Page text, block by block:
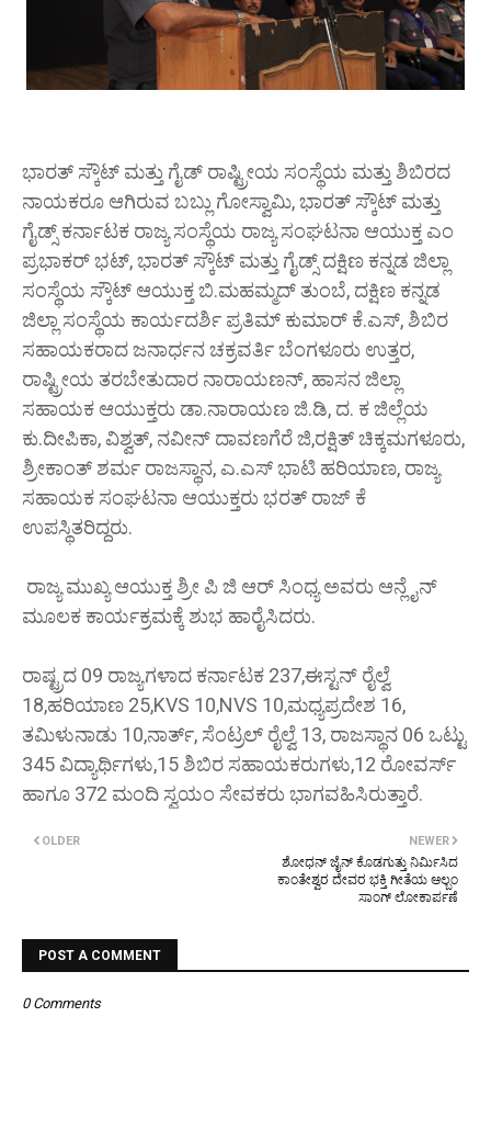
ಭಾರತ್ ಸ್ಕೌಟ್ ಮತ್ತು ಗೈಡ್ ರಾಷ್ಟ್ರೀಯ ಸಂಸ್ಥೆಯ ಮತ್ತು ಶಿಬಿರದ
ನಾಯಕರೂ ಆಗಿರುವ ಬಬ್ಲು ಗೋಸ್ವಾಮಿ, ಭಾರತ್ ಸ್ಕೌಟ್ ಮತ್ತು
ಗೈಡ್ಸ್ ಕರ್ನಾಟಕ ರಾಜ್ಯ ಸಂಸ್ಥೆಯ ರಾಜ್ಯ ಸಂಘಟನಾ ಆಯುಕ್ತ ಎಂ
ಪ್ರಭಾಕರ್ ಭಟ್, ಭಾರತ್ ಸ್ಕೌಟ್ ಮತ್ತು ಗೈಡ್ಸ್ ದಕ್ಷಿಣ ಕನ್ನಡ ಜಿಲ್ಲಾ
ಸಂಸ್ಥೆಯ ಸ್ಕೌಟ್ ಆಯುಕ್ತ ಬಿ.ಮಹಮ್ಮದ್ ತುಂಬೆ, ದಕ್ಷಿಣ ಕನ್ನಡ
ಜಿಲ್ಲಾ ಸಂಸ್ಥೆಯ ಕಾರ್ಯದರ್ಶಿ ಪ್ರತಿಮ್ ಕುಮಾರ್ ಕೆ.ಎಸ್, ಶಿಬಿರ
ಸಹಾಯಕರಾದ ಜನಾರ್ಧನ ಚಕ್ರವರ್ತಿ ಬೆಂಗಳೂರು ಉತ್ತರ,
ರಾಷ್ಟ್ರೀಯ ತರಬೇತುದಾರ ನಾರಾಯಣನ್, ಹಾಸನ ಜಿಲ್ಲಾ
ಸಹಾಯಕ ಆಯುಕ್ತರು ಡಾ.ನಾರಾಯಣ ಜಿ.ಡಿ, ದ. ಕ ಜಿಲ್ಲೆಯ
ಕು.ದೀಪಿಕಾ, ವಿಶ್ವತ್, ನವೀನ್ ದಾವಣಗೆರೆ ಜಿ,ರಕ್ಷಿತ್ ಚಿಕ್ಕಮಗಳೂರು,
ಶ್ರೀಕಾಂತ್ ಶರ್ಮ ರಾಜಸ್ಥಾನ, ಎ.ಎಸ್ ಭಾಟಿ ಹರಿಯಾಣ, ರಾಜ್ಯ
ಸಹಾಯಕ ಸಂಘಟನಾ ಆಯುಕ್ತರು ಭರತ್ ರಾಜ್ ಕೆ
ಉಪಸ್ಥಿತರಿದ್ದರು.
ರಾಜ್ಯ ಮುಖ್ಯ ಆಯುಕ್ತ ಶ್ರೀ ಪಿ ಜಿ ಆರ್ ಸಿಂಧ್ಯ ಅವರು ಆನ್ಲೈನ್
ಮೂಲಕ ಕಾರ್ಯಕ್ರಮಕ್ಕೆ ಶುಭ ಹಾರೈಸಿದರು.
ರಾಷ್ಟ್ರದ 09 ರಾಜ್ಯಗಳಾದ ಕರ್ನಾಟಕ 237,ಈಸ್ಟನ್ ರೈಲ್ವೆ
18,ಹರಿಯಾಣ 25,KVS 10,NVS 10,ಮಧ್ಯಪ್ರದೇಶ 16,
ತಮಿಳುನಾಡು 10,ನಾರ್ತ್, ಸೆಂಟ್ರಲ್ ರೈಲ್ವೆ 13, ರಾಜಸ್ಥಾನ 06 ಒಟ್ಟು
345 ವಿದ್ಯಾರ್ಥಿಗಳು,15 ಶಿಬಿರ ಸಹಾಯಕರುಗಳು,12 ರೋವರ್ಸ್
ಹಾಗೂ 372 ಮಂದಿ ಸ್ವಯಂ ಸೇವಕರು ಭಾಗವಹಿಸಿರುತ್ತಾರೆ.
NEWER
ಶೋಧನ್ ಜೈನ್ ಕೊಡಗುತ್ತು ನಿರ್ಮಿಸಿದ
ಕಾಂತೇಶ್ವರ ದೇವರ ಭಕ್ತಿ ಗೀತೆಯ ಆಲ್ಬಂ
ಸಾಂಗ್ ಲೋಕಾರ್ಪಣೆ
OLDER
POST A COMMENT
0 Comments